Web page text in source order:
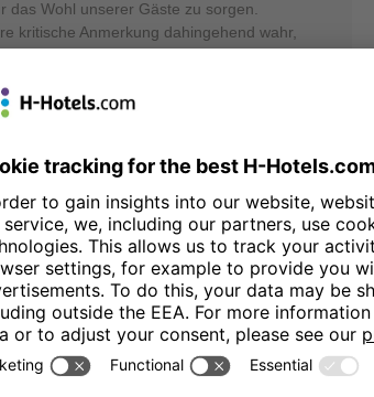
das Wohl unserer Gäste zu sorgen.
kritische Anmerkung dahingehend wahr,
unser Hotel habe seinen Höhepunkt bereits
nehmen wir sehr ernst. Wir arbeiten
und unseren Service
Gästen auch zukünftig einen
Ambiente zu bieten. Wir danken
Ihr ehrliches Feedback und hoffen, Sie
begrüßen zu dürfen. Herzliche Grüße, Ihr
Rosenberg - Online Reputation Manager
einfach; A la Card Essen super; kein
Wurstauswahl; guter Nachtisch; sehr
Checkin; gut zu erreichen, komme auf